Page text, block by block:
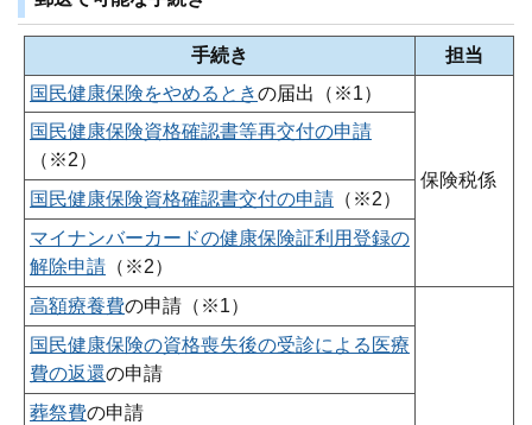
手続き
担当
国民健康保険をやめるときの届出（※1）
保険税係
国民健康保険資格確認書等再交付の申請
（※2）
国民健康保険資格確認書交付の申請 （※2）
マイナンバーカードの健康保険証利用登録の
解除申請 （※2）
高額療養費の申請（※1）
国民健康保険の資格喪失後の受診による医療
費の返還の申請
葬祭費の申請